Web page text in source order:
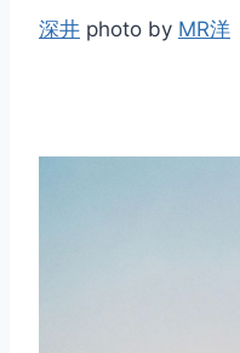
深井 photo by MR洋